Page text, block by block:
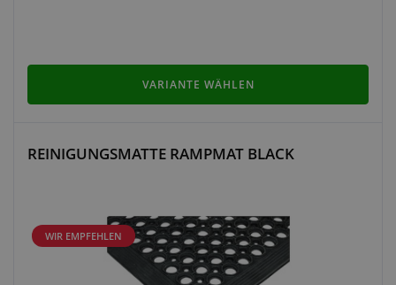
VARIANTE WÄHLEN
REINIGUNGSMATTE RAMPMAT BLACK
WIR EMPFEHLEN